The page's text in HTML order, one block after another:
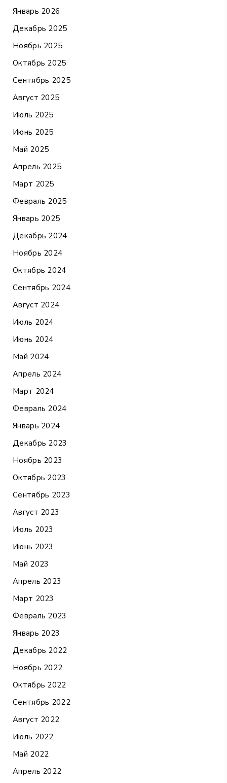
Январь 2026
Декабрь 2025
Ноябрь 2025
Октябрь 2025
Сентябрь 2025
Август 2025
Июль 2025
Июнь 2025
Май 2025
Апрель 2025
Март 2025
Февраль 2025
Январь 2025
Декабрь 2024
Ноябрь 2024
Октябрь 2024
Сентябрь 2024
Август 2024
Июль 2024
Июнь 2024
Май 2024
Апрель 2024
Март 2024
Февраль 2024
Январь 2024
Декабрь 2023
Ноябрь 2023
Октябрь 2023
Сентябрь 2023
Август 2023
Июль 2023
Июнь 2023
Май 2023
Апрель 2023
Март 2023
Февраль 2023
Январь 2023
Декабрь 2022
Ноябрь 2022
Октябрь 2022
Сентябрь 2022
Август 2022
Июль 2022
Май 2022
Апрель 2022